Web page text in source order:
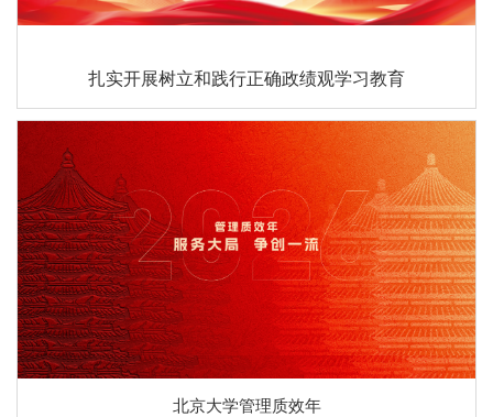
扎实开展树立和践行正确政绩观学习教育
北京大学管理质效年